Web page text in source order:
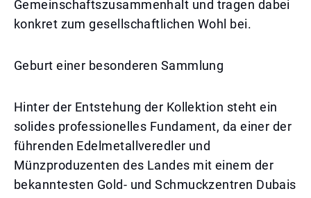
Gemeinschaftszusammenhalt und tragen dabei
konkret zum gesellschaftlichen Wohl bei.
Geburt einer besonderen Sammlung
Hinter der Entstehung der Kollektion steht ein
solides professionelles Fundament, da einer der
führenden Edelmetallveredler und
Münzproduzenten des Landes mit einem der
bekanntesten Gold- und Schmuckzentren Dubais